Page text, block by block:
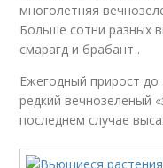
многолетняя
Больше сотни разных
смарагд и брабант .
Ежегодный прирост
редкий вечнозеленый
последнем случае